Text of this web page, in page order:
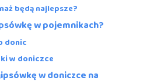
będą najlepsze?
w pojemnikach?
donic
w doniczce
w doniczce na